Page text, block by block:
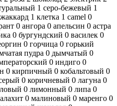
1 серо-бежевый 1
жаккард 1 клетка 1 camel 0
0 ангора 0 апельсин 0 астра
0 бургундский 0 василек 0
0 горчица 0 горький
пудра 0 дымчатый 0
0 индиго 0
0 кирпичный 0 кобальтовый 0
0 коричневый 0 лагуна 0
0 лимонный 0 липа 0
0 малиновый 0 маренго 0